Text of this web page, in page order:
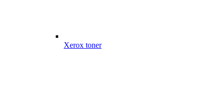
Xerox toner